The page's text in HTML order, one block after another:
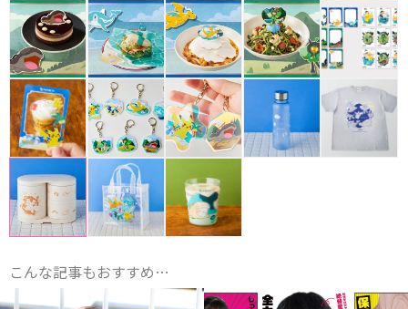
こんな記事もおすすめ…